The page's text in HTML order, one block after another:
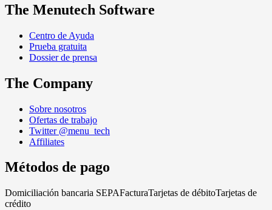
The Menutech Software
Centro de Ayuda
Prueba gratuita
Dossier de prensa
The Company
Sobre nosotros
Ofertas de trabajo
Twitter @menu_tech
Affiliates
Métodos de pago
Domiciliación bancaria SEPAFacturaTarjetas de débitoTarjetas de
crédito